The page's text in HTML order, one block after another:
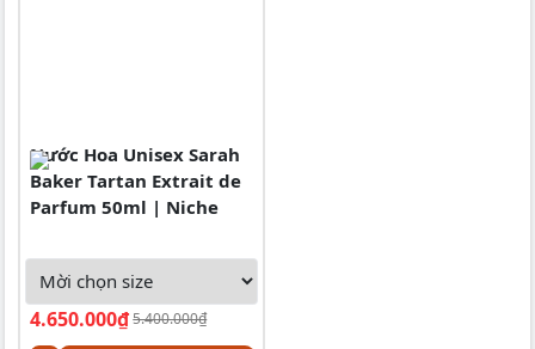
Nước Hoa Unisex Sarah
Baker Tartan Extrait de
Parfum 50ml | Niche
4.650.000₫ 5.400.000₫